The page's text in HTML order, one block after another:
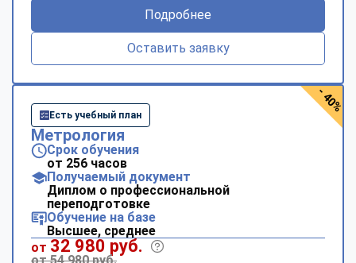
Подробнее
Оставить заявку
Есть учебный план
Метрология
Срок обучения
от 256 часов
Получаемый документ
Диплом о профессиональной
переподготовке
Обучение на базе
Высшее, среднее
от 32 980 руб.
- 40%